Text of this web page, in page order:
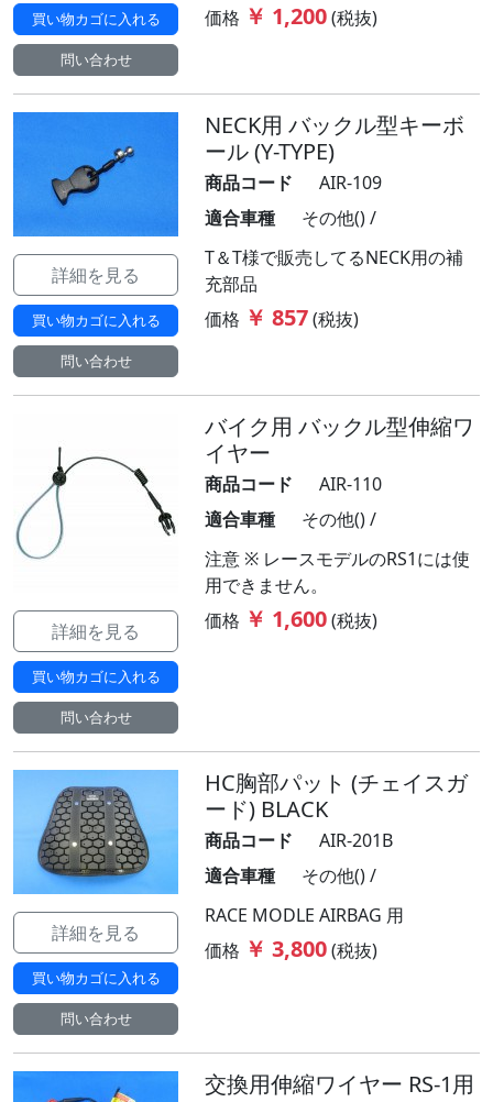
買い物カゴに入れる
問い合わせ
価格 ￥ 1,200(税抜)
詳細を見る
買い物カゴに入れる
問い合わせ
NECK用 バックル型キーボ
ール (Y-TYPE)
商品コード
AIR-109
適合車種
その他() /
T＆T様で販売してるNECK用の補
充部品
価格 ￥ 857(税抜)
詳細を見る
買い物カゴに入れる
問い合わせ
バイク用 バックル型伸縮ワ
イヤー
商品コード
AIR-110
適合車種
その他() /
注意 ※ レースモデルのRS1には使
用できません。
価格 ￥ 1,600(税抜)
詳細を見る
買い物カゴに入れる
問い合わせ
HC胸部パット (チェイスガ
ード) BLACK
商品コード
AIR-201B
適合車種
その他() /
RACE MODLE AIRBAG 用
価格 ￥ 3,800(税抜)
交換用伸縮ワイヤー RS-1用